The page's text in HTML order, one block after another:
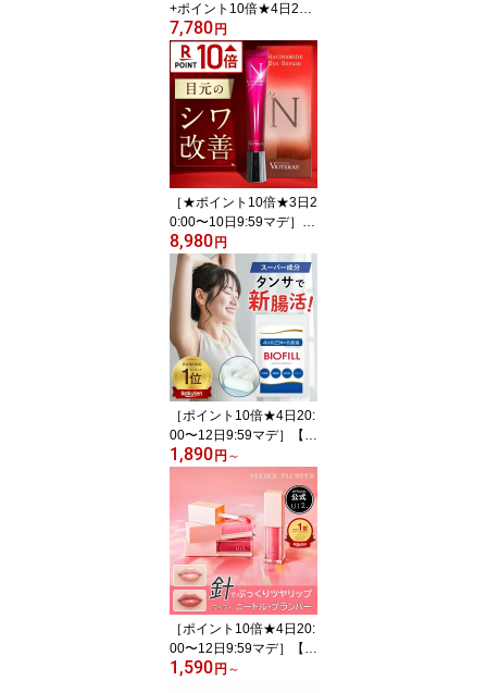
+ポイント10倍★4日20:0
0〜12日9:59マデ］【公
式】VIOTERAS Cセラム
美容液 ビタミンC シミ
シミ消し くすみ 美白 毛
穴 ニキビ そばかす シワ
改善 たるみ 肌荒れ 赤み
乾燥肌 保湿ビタミンC誘
導
7,780 円
［★ポイント10倍★3日2
0:00〜10日9:59マデ］
【公式】アイクリーム 目
の下のたるみ シワ改善
クマ 【医薬部外品 アイ
クリーム ヴィオテラスN
アイセラム】 シワ 目元
目の下 クマ クリーム ま
ぶた ナイアシンアミド
目元美容液 目元ケア 目
元クリーム
8,980 円
［ポイント10倍★4日20:
00〜12日9:59マデ］【公
式】乳酸菌 サプリ【4兆
個23種の乳酸菌 ビオフ
ィル】 酪酸菌 ビフィズ
ス菌 サプリメント 乳酸
菌生産物質 納豆菌 イヌ
リン 麹 フラクトオリゴ
糖 オリゴ糖 ナットウキ
ナーゼ 酵素
1,890 円 ～
［ポイント10倍★4日20:
00〜12日9:59マデ］【公
式 Ui2.ウイウイ】ニード
1,590 円 ～